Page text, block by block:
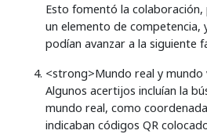
Esto fomentó la
un elemento de competencia,
podían avanzar a la siguiente
<strong>Mundo real y
Algunos acertijos incluían la
mundo real, como
indicaban códigos QR